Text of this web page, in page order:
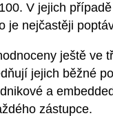
V jejich
je nejčastěji
ještě ve
jejich běžné
a
zástupce.